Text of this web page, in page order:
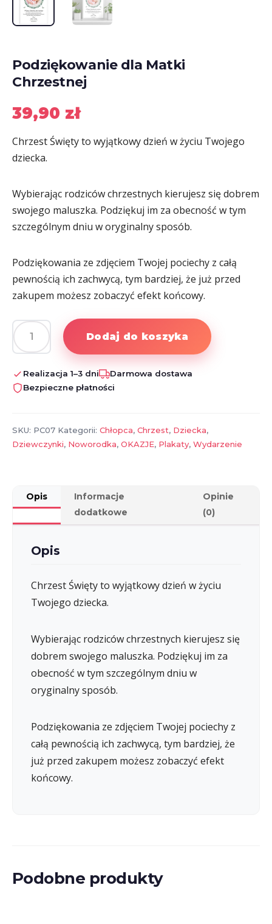
Podziękowanie dla Matki
Chrzestnej
39,90 zł
Chrzest Święty to wyjątkowy dzień w życiu Twojego
dziecka.
Wybierając rodziców chrzestnych kierujesz się dobrem
swojego maluszka. Podziękuj im za obecność w tym
szczególnym dniu w oryginalny sposób.
Podziękowania ze zdjęciem Twojej pociechy z całą
pewnością ich zachwycą, tym bardziej, że już przed
zakupem możesz zobaczyć efekt końcowy.
ilość
Podziękowanie
dla
Matki
Dodaj do koszyka
Realizacja 1–3 dni
Darmowa dostawa
Bezpieczne płatności
SKU: PC07 Kategorii: Chłopca, Chrzest, Dziecka,
Dziewczynki, Noworodka, OKAZJE, Plakaty, Wydarzenie
Opis
Informacje
dodatkowe
Opinie
(0)
Opis
Chrzest Święty to wyjątkowy dzień w życiu
Twojego dziecka.
Wybierając rodziców chrzestnych kierujesz się
dobrem swojego maluszka. Podziękuj im za
obecność w tym szczególnym dniu w
oryginalny sposób.
Podziękowania ze zdjęciem Twojej pociechy z
całą pewnością ich zachwycą, tym bardziej, że
już przed zakupem możesz zobaczyć efekt
końcowy.
Podobne produkty